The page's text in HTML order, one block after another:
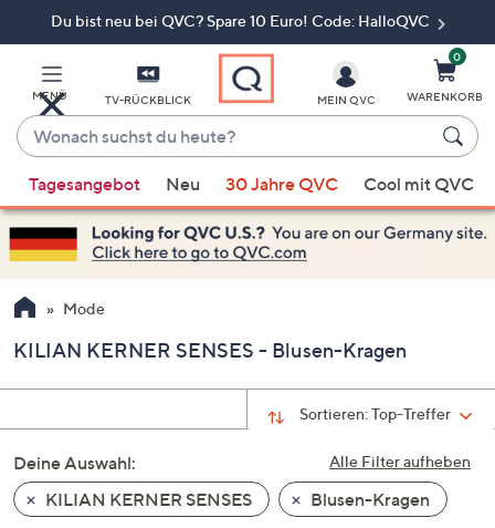
Du bist neu bei QVC? Spare 10 Euro! Code: HalloQVC
MENÜ TV-RÜCKBLICK
Wonach
suchst
du
heute?
Vorschläge
verfügbar
sind,
verwenden
Sie
Pfeiltasten
nach
und
nach
unten
oder
MEIN QVC
0
WARENKORB
Tagesangebot Neu 30 Jahre QVC Cool mit QVC
Mode
KILIAN KERNER SENSES - Blusen-Kragen
Sortieren:Top-Treffer
Alle Filter aufheben
Deine Auswahl:
KILIAN KERNER SENSES
Blusen-Kragen